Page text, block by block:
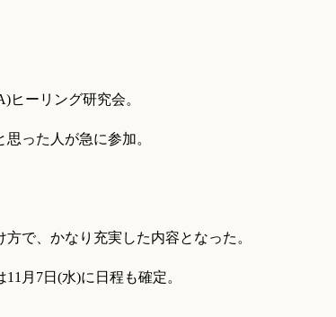
ーリング研究会。
った人が急に参加。
で、かなり充実した内容となった。
月7日(水)に日程も確定。